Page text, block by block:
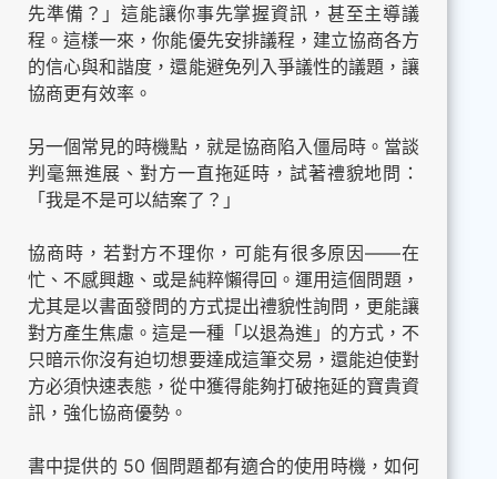
先準備？」這能讓你事先掌握資訊，甚至主導議
程。這樣一來，你能優先安排議程，建立協商各方
的信心與和諧度，還能避免列入爭議性的議題，讓
協商更有效率。
另一個常見的時機點，就是協商陷入僵局時。當談
判毫無進展、對方一直拖延時，試著禮貌地問：
「我是不是可以結案了？」
協商時，若對方不理你，可能有很多原因——在
忙、不感興趣、或是純粹懶得回。運用這個問題，
尤其是以書面發問的方式提出禮貌性詢問，更能讓
對方產生焦慮。這是一種「以退為進」的方式，不
只暗示你沒有迫切想要達成這筆交易，還能迫使對
方必須快速表態，從中獲得能夠打破拖延的寶貴資
訊，強化協商優勢。
書中提供的 50 個問題都有適合的使用時機，如何